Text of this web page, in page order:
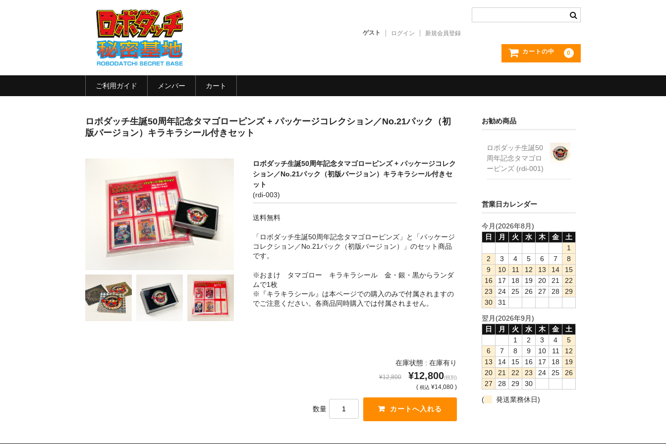
ゲスト ログイン 新規会員登録
カートの中 0
ご利用ガイド メンバー カート
ロボダッチ生誕50周年記念タマゴローピンズ + パッケージコレクション／No.21パック（初
版バージョン）キラキラシール付きセット
ロボダッチ生誕50周年記念タマゴローピンズ + パッケージコレク
ション／No.21パック（初版バージョン）キラキラシール付きセ
ット
(rdi-003)
送料無料
「ロボダッチ生誕50周年記念タマゴローピンズ」と「パッケージ
コレクション／No.21パック（初版バージョン）」のセット商品
です。
※おまけ タマゴロー キラキラシール 金・銀・黒からランダ
ムで1枚
※『キラキラシール』は本ページでの購入のみで付属されますの
でご注意ください。各商品同時購入では付属されません。
在庫状態 : 在庫有り
¥12,800 ¥12,800(税別)
( 税込 ¥14,080 )
数量
お勧め商品
ロボダッチ生誕50
周年記念タマゴロ
ーピンズ (rdi-001)
営業日カレンダー
今月(2026年8月)
日
月 火 水 木 金
土
1
2
3 4 5 6 7
8
9
10 11 12 13 14
15
16
17 18 19 20 21
22
23
24 25 26 27 28
29
30
31
翌月(2026年9月)
日
月 火 水 木 金
土
1
2 3 4
5
6
7 8 9 10 11
12
13
14 15 16 17 18
19
20
21 22 23 24 25
26
27
28 29
30
(
発送業務休日)